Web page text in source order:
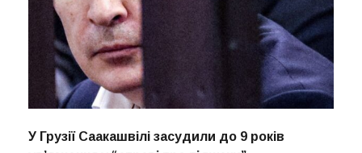
У Грузії Саакашвілі засудили до 9 років